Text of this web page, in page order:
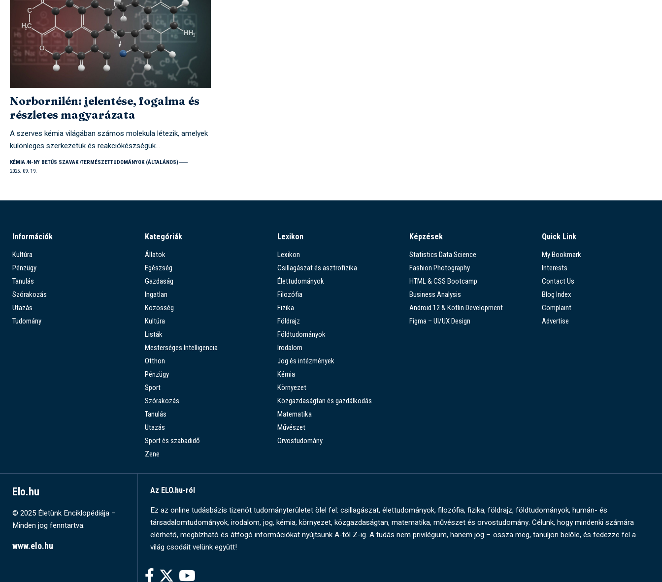
Norbornilén: jelentése, fogalma és
részletes magyarázata
A szerves kémia világában számos molekula létezik, amelyek
különleges szerkezetük és reakciókészségük…
KÉMIA N-NY BETŰS SZAVAK TERMÉSZETTUDOMÁNYOK (ÁLTALÁNOS)
2025. 09. 19.
Információk
Kultúra
Pénzügy
Tanulás
Szórakozás
Utazás
Tudomány
Kategóriák
Állatok
Egészség
Gazdaság
Ingatlan
Közösség
Kultúra
Listák
Mesterséges Intelligencia
Otthon
Pénzügy
Sport
Szórakozás
Tanulás
Utazás
Sport és szabadidő
Zene
Lexikon
Lexikon
Csillagászat és asztrofizika
Élettudományok
Filozófia
Fizika
Földrajz
Földtudományok
Irodalom
Jog és intézmények
Kémia
Környezet
Közgazdaságtan és gazdálkodás
Matematika
Művészet
Orvostudomány
Képzések
Statistics Data Science
Fashion Photography
HTML & CSS Bootcamp
Business Analysis
Android 12 & Kotlin Development
Figma – UI/UX Design
Quick Link
My Bookmark
Interests
Contact Us
Blog Index
Complaint
Advertise
Elo.hu
© 2025 Életünk Enciklopédiája –
Minden jog fenntartva.
www.elo.hu
Az ELO.hu-ról
Ez az online tudásbázis tizenöt tudományterületet ölel fel: csillagászat, élettudományok, filozófia, fizika, földrajz, földtudományok, humán- és
társadalomtudományok, irodalom, jog, kémia, környezet, közgazdaságtan, matematika, művészet és orvostudomány. Célunk, hogy mindenki számára
elérhető, megbízható és átfogó információkat nyújtsunk A-tól Z-ig. A tudás nem privilégium, hanem jog – ossza meg, tanuljon belőle, és fedezze fel a
világ csodáit velünk együtt!